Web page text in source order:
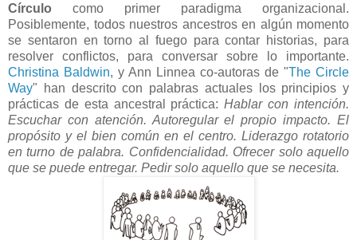
Círculo como primer paradigma organizacional.
Posiblemente, todos nuestros ancestros en algún momento
se sentaron en torno al fuego para contar historias, para
resolver conflictos, para conversar sobre lo importante.
Christina Baldwin, y Ann Linnea co-autoras de "The Circle
Way" han descrito con palabras actuales los principios y
prácticas de esta ancestral práctica:Hablar con intención.
Escuchar con atención. Autoregular el propio impacto. El
propósito y el bien común en el centro. Liderazgo rotatorio
en turno de palabra. Confidencialidad. Ofrecer solo aquello
que se puede entregar. Pedir solo aquello que se necesita.